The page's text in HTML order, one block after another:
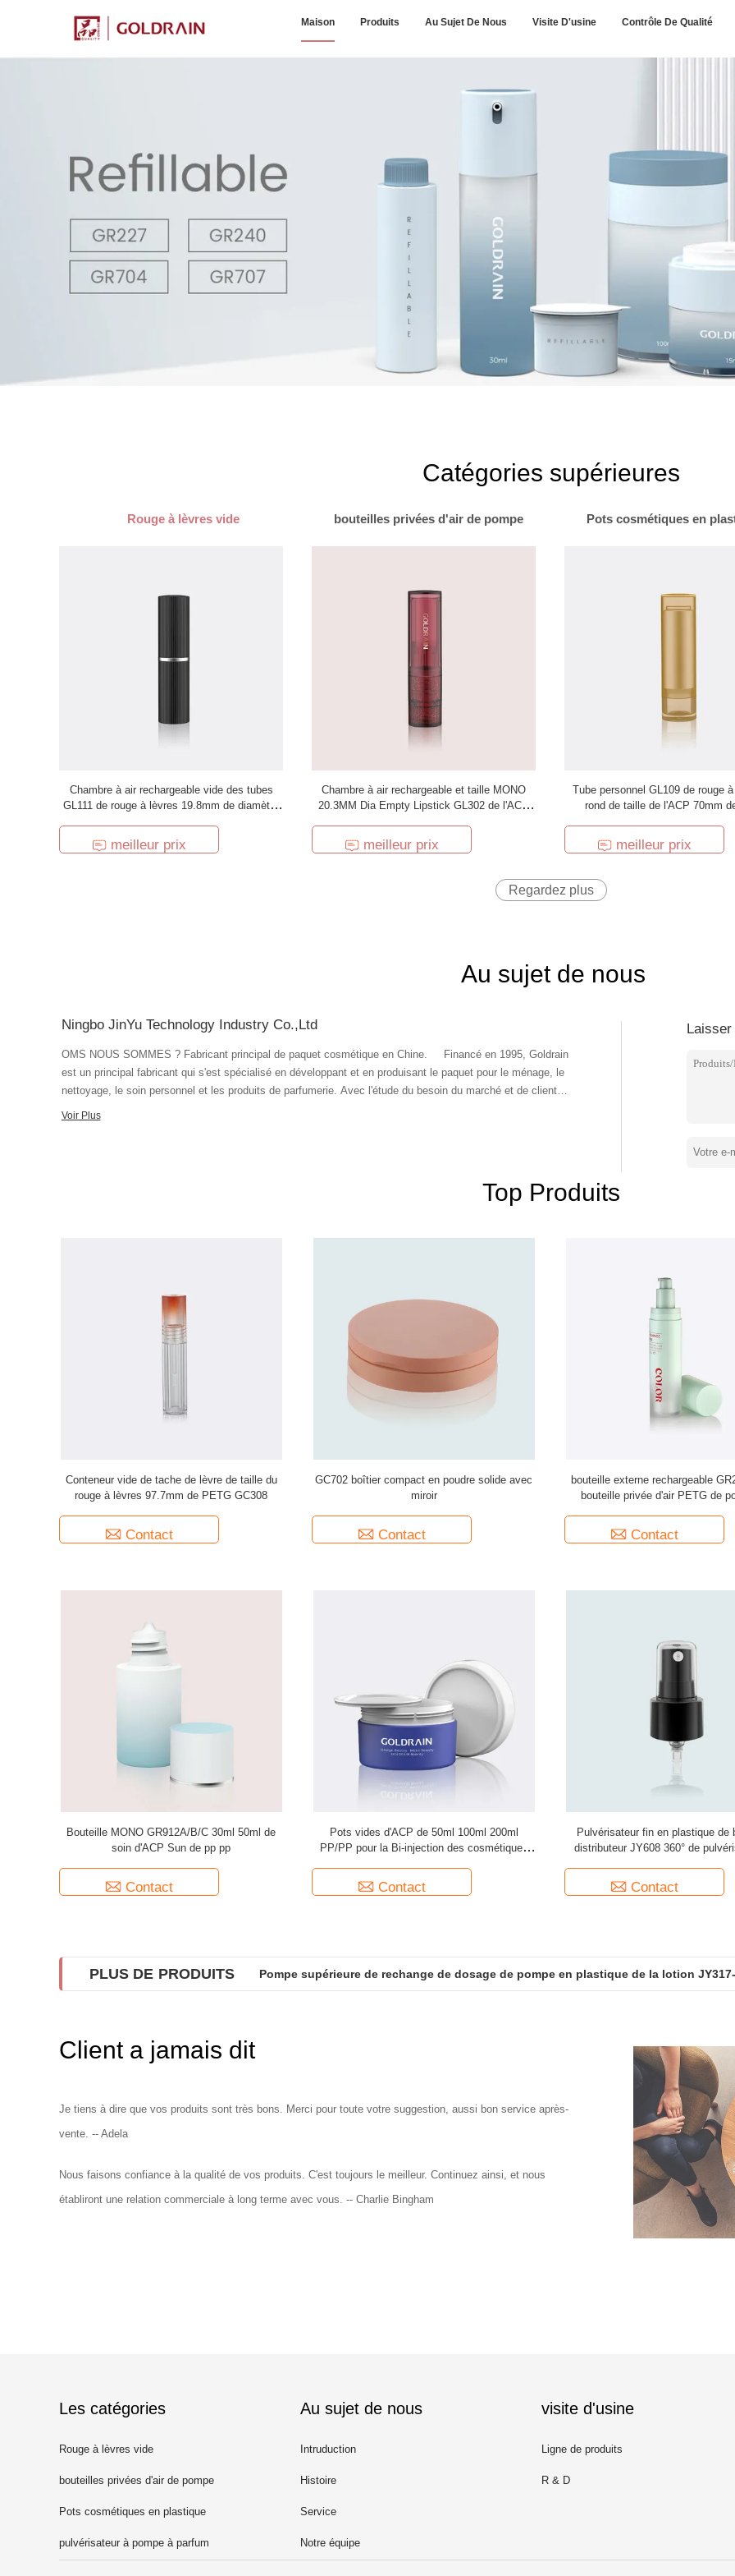
Maison Produits Au Sujet De Nous Visite D'usine Contrôle De Qualité
Catégories supérieures
Rouge à lèvres vide bouteilles privées d'air de pompe Pots cosmétiques en
Chambre à air rechargeable vide des tubes
GL111 de rouge à lèvres 19.8mm de diamètre
meilleur prix
Chambre à air rechargeable et taille MONO
20.3MM Dia Empty Lipstick GL302 de l'ACP
FAMILIER
meilleur prix
Tube personnel GL109 de rouge
rond de taille de l'ACP 70mm
meilleur prix
Regardez plus
Au sujet de nous
Ningbo JinYu Technology Industry Co.,Ltd
OMS NOUS SOMMES ? Fabricant principal de paquet cosmétique en Chine. Financé en 1995, Goldrain
est un principal fabricant qui s'est spécialisé en développant et en produisant le paquet pour le ménage, le
nettoyage, le soin personnel et les produits de parfumerie. Avec l'étude du besoin du marché et de client,
Goldrain n'a jamais cessé son empreinte de pas pour être au premier rang des tendances internationales et
technique et l'évaluation rentable. Notre but est non seulement d'être le client de supplierof, mais d'être
systématiquement suivie de l'ingénieur et des techniciens. Avec plus de 300 ensembles de machine de
Voir Plus
Top Produits
Conteneur vide de tache de lèvre de taille du
rouge à lèvres 97.7mm de PETG GC308
Contact
GC702 boîtier compact en poudre solide avec
miroir
Contact
bouteille externe rechargeable
bouteille privée d'air PETG de
Contact
Bouteille MONO GR912A/B/C 30ml 50ml de
soin d'ACP Sun de pp pp
Contact
Pots vides d'ACP de 50ml 100ml 200ml
PP/PP pour la Bi-injection des cosmétiques
Contact
Pulvérisateur fin en plastique de
distributeur JY608 360° de
Contact
PLUS DE PRODUITS Pompe supérieure de rechange de dosage de pompe en plastique de la lotion
JY331-01 Pompes de savon liquide en plastique à verrouillage en plastique pour le
Client a jamais dit
Je tiens à dire que vos produits sont très bons. Merci pour toute votre suggestion, aussi bon service après-
vente. -- Adela
Nous faisons confiance à la qualité de vos produits. C'est toujours le meilleur. Continuez ainsi, et nous
établiront une relation commerciale à long terme avec vous. -- Charlie Bingham
Les catégories
Rouge à lèvres vide
bouteilles privées d'air de pompe
Pots cosmétiques en plastique
pulvérisateur à pompe à parfum
Au sujet de nous
Intruduction
Histoire
Service
Notre équipe
visite d'usine
Ligne de produits
R & D